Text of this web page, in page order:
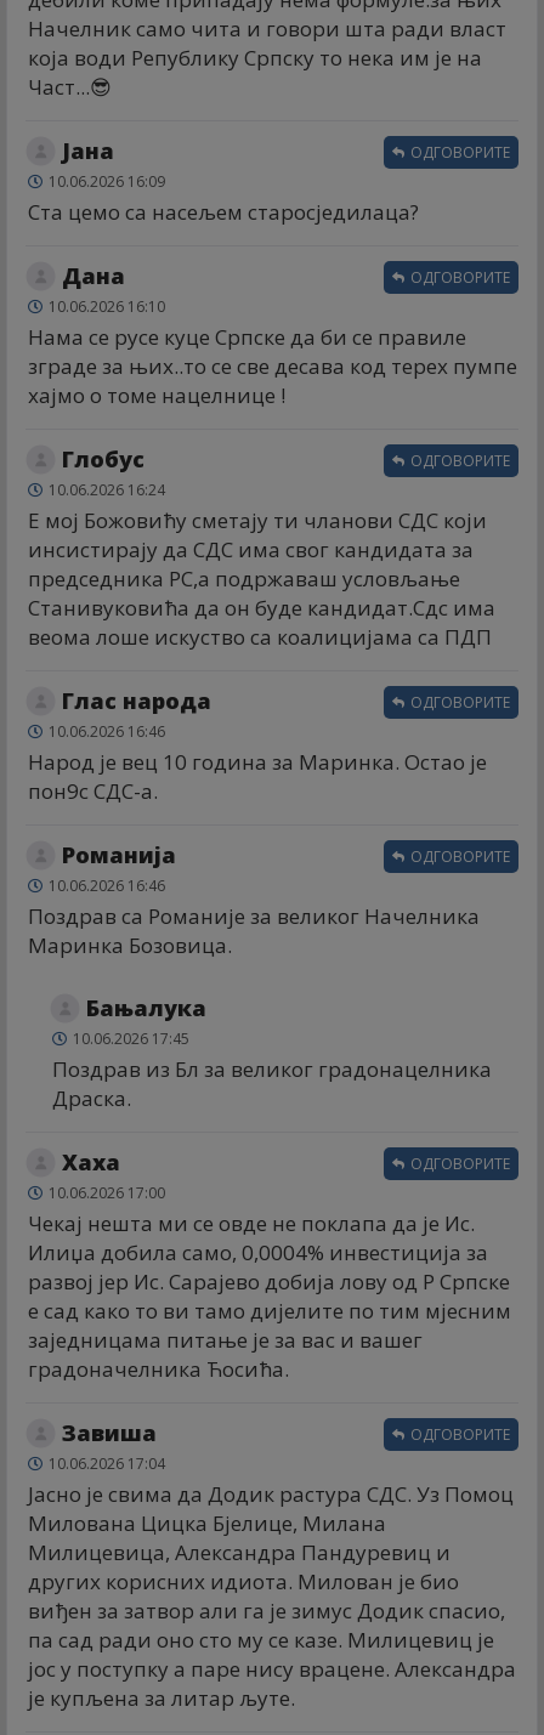
Начелник само чита и говори шта ради власт
која води Републику Српску то нека им је на
Част...😎
Јана
10.06.2026 16:09
Ста цемо са насељем старосједилаца?
ОДГОВОРИТЕ
Дана
10.06.2026 16:10
Нама се русе куце Српске да би се правиле
зграде за њих..то се све десава код тереx пумпе
хајмо о томе нацелнице !
ОДГОВОРИТЕ
Глобус
10.06.2026 16:24
Е мој Божовићу сметају ти чланови СДС који
инсистирају да СДС има свог кандидата за
председника РС,а подржаваш условљање
Станивуковића да он буде кандидат.Сдс има
веома лоше искуство са коалицијама са ПДП
ОДГОВОРИТЕ
Глас народа
10.06.2026 16:46
Народ је вец 10 година за Маринка. Остао је
пон9с СДС-а.
ОДГОВОРИТЕ
Романија
10.06.2026 16:46
Поздрав са Романије за великог Начелника
Маринка Бозовица.
ОДГОВОРИТЕ
Бањалука
10.06.2026 17:45
Поздрав из Бл за великог градонацелника
Драска.
Хаха
10.06.2026 17:00
Чекај нешта ми се овде не поклапа да је Ис.
Илиџа добила само, 0,0004% инвестиција за
развој јер Ис. Сарајево добија лову од Р Српске
е сад како то ви тамо дијелите по тим мјесним
заједницама питање је за вас и вашег
градоначелника Ћосића.
ОДГОВОРИТЕ
Завиша
10.06.2026 17:04
Јасно је свима да Додик растура СДС. Уз Помоц
Милована Цицка Бјелице, Милана
Милицевица, Александра Пандуревиц и
других корисних идиота. Милован је био
виђен за затвор али га је зимус Додик спасио,
па сад ради оно сто му се казе. Милицевиц је
јос у поступку а паре нису врацене. Александра
је купљена за литар љуте.
ОДГОВОРИТЕ